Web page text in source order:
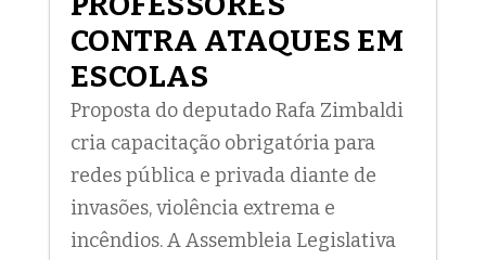
CONTRA ATAQUES EM
ESCOLAS
Proposta do deputado Rafa Zimbaldi
cria capacitação obrigatória para
redes pública e privada diante de
invasões, violência extrema e
incêndios. A Assembleia Legislativa